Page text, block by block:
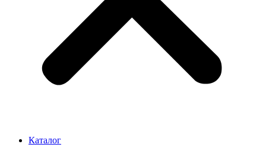
Каталог